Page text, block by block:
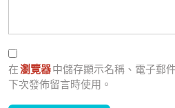
在瀏覽器中儲存顯示名稱、電子郵
下次發佈留言時使用。